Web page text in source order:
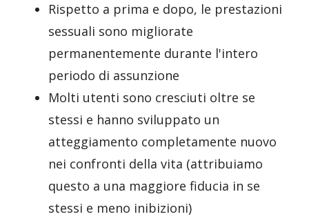
Rispetto a prima e dopo, le prestazioni
sessuali sono migliorate
permanentemente durante l'intero
periodo di assunzione
Molti utenti sono cresciuti oltre se
stessi e hanno sviluppato un
atteggiamento completamente nuovo
nei confronti della vita (attribuiamo
questo a una maggiore fiducia in se
stessi e meno inibizioni)